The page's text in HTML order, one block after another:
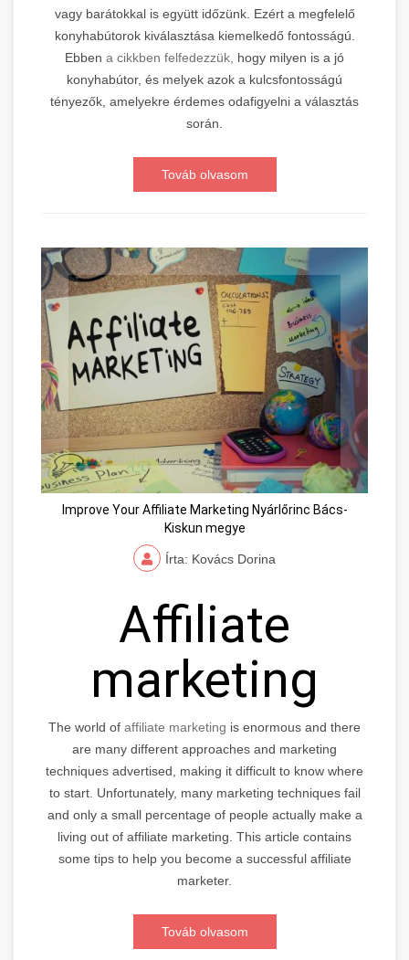
vagy barátokkal is együtt időzünk. Ezért a megfelelő
konyhabútorok kiválasztása kiemelkedő fontosságú.
Ebben a cikkben felfedezzük, hogy milyen is a jó
konyhabútor, és melyek azok a kulcsfontosságú
tényezők, amelyekre érdemes odafigyelni a választás
során.
Továb olvasom
Improve Your Affiliate Marketing Nyárlőrinc Bács-
Kiskun megye
Írta: Kovács Dorina
Affiliate
marketing
The world of affiliate marketing is enormous and there
are many different approaches and marketing
techniques advertised, making it difficult to know where
to start. Unfortunately, many marketing techniques fail
and only a small percentage of people actually make a
living out of affiliate marketing. This article contains
some tips to help you become a successful affiliate
marketer.
Továb olvasom